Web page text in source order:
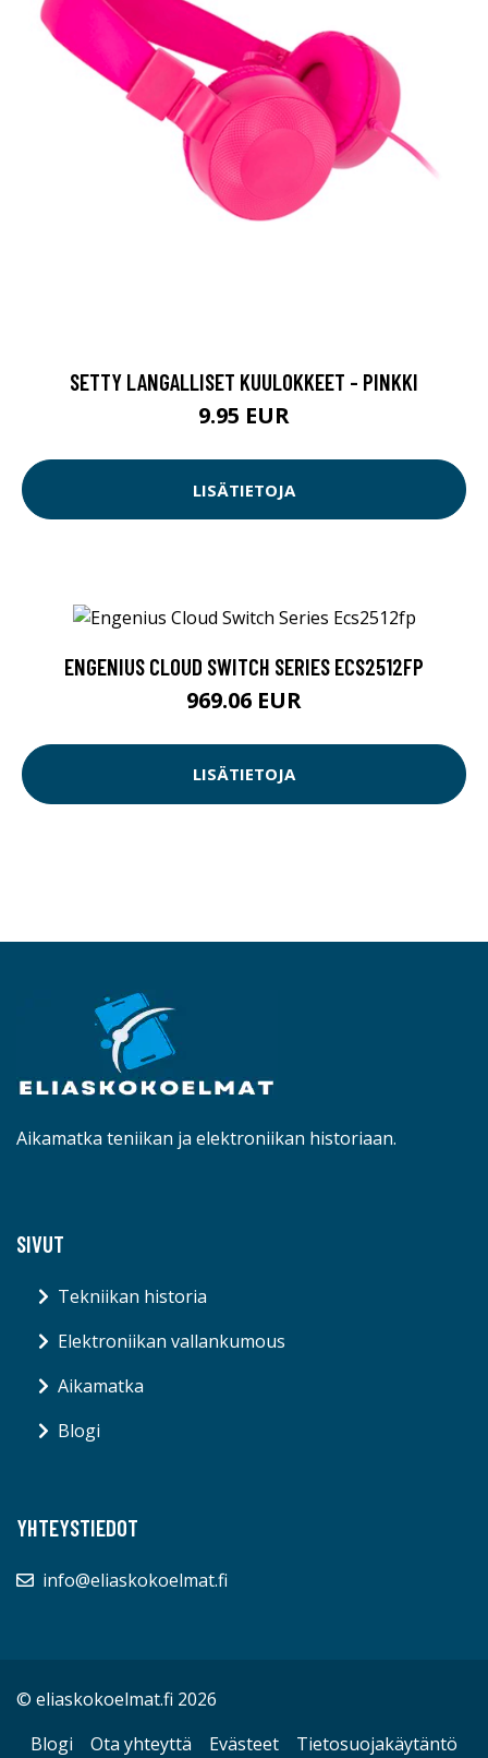
SETTY LANGALLISET KUULOKKEET - PINKKI
9.95 EUR
LISÄTIETOJA
ENGENIUS CLOUD SWITCH SERIES ECS2512FP
969.06 EUR
LISÄTIETOJA
Aikamatka teniikan ja elektroniikan historiaan.
SIVUT
Tekniikan historia
Elektroniikan vallankumous
Aikamatka
Blogi
YHTEYSTIEDOT
info@eliaskokoelmat.fi
© eliaskokoelmat.fi 2026
Blogi
Ota yhteyttä Evästeet Tietosuojakäytäntö